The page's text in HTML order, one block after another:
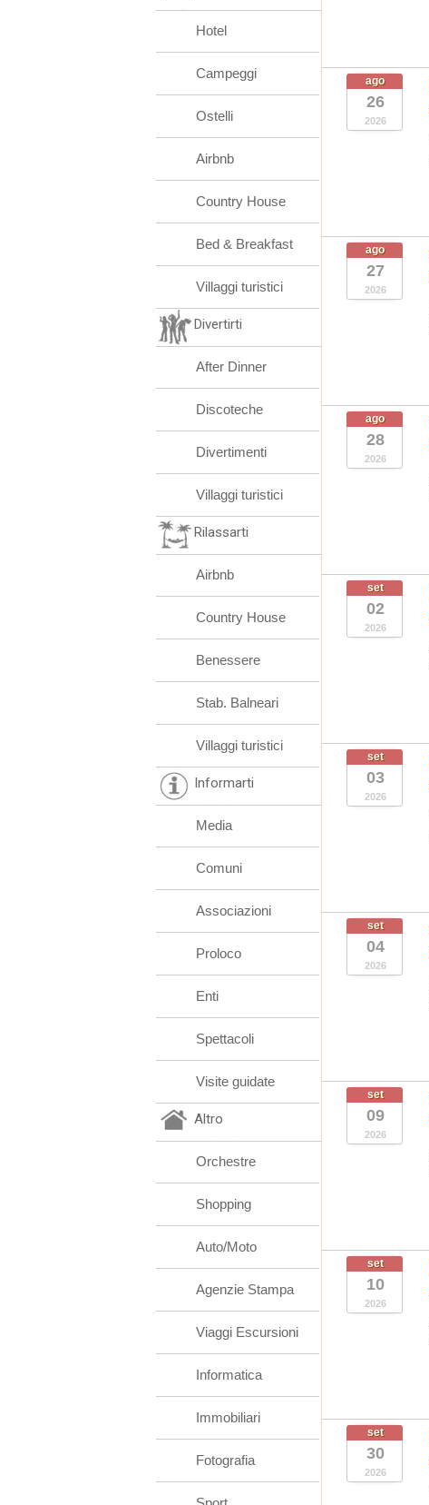
ago
26
2026
ago
27
2026
ago
28
2026
set
02
2026
set
03
2026
set
04
2026
set
09
2026
set
10
2026
set
30
2026
Hotel
Campeggi
Ostelli
Airbnb
Country House
Bed & Breakfast
Villaggi turistici
Divertirti
After Dinner
Discoteche
Divertimenti
Villaggi turistici
Rilassarti
Airbnb
Country House
Benessere
Stab. Balneari
Villaggi turistici
Informarti
Media
Comuni
Associazioni
Proloco
Enti
Spettacoli
Visite guidate
Altro
Orchestre
Shopping
Auto/Moto
Agenzie Stampa
Viaggi Escursioni
Informatica
Immobiliari
Fotografia